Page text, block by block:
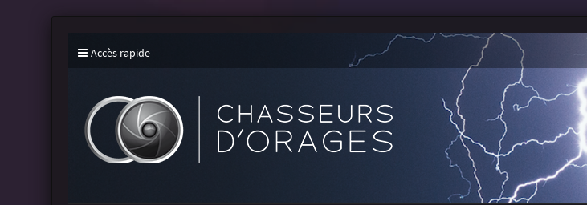
Accès rapide